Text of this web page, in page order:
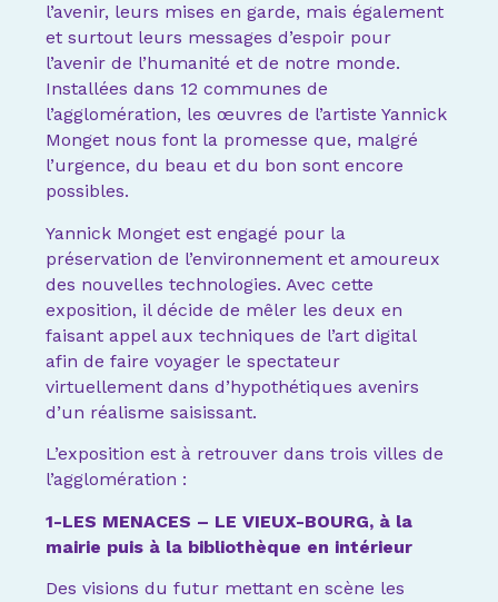
l’avenir, leurs mises en garde, mais également
et surtout leurs messages d’espoir pour
l’avenir de l’humanité et de notre monde.
Installées dans 12 communes de
l’agglomération, les œuvres de l’artiste Yannick
Monget nous font la promesse que, malgré
l’urgence, du beau et du bon sont encore
possibles.
Yannick Monget est engagé pour la
préservation de l’environnement et amoureux
des nouvelles technologies. Avec cette
exposition, il décide de mêler les deux en
faisant appel aux techniques de l’art digital
afin de faire voyager le spectateur
virtuellement dans d’hypothétiques avenirs
d’un réalisme saisissant.
L’exposition est à retrouver dans trois villes de
l’agglomération :
1-LES MENACES – LE VIEUX-BOURG, à la
mairie puis à la bibliothèque en intérieur
Des visions du futur mettant en scène les